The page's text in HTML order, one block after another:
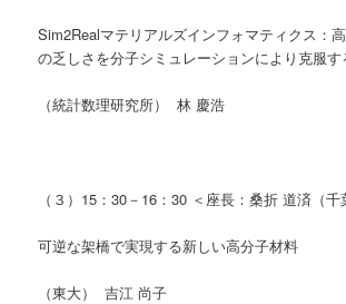
Sim2Realマテリアルズインフォマティクス：
の乏しさを分子シミュレーションにより克服す
（統計数理研究所） 林 慶浩
（３）15：30－16：30 ＜座長：桑折 道済（千
可逆な架橋で実現する新しい高分子材料
（東大） 吉江 尚子